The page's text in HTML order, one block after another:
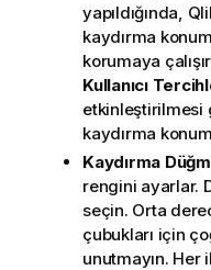
yapıldığında,
kaydırma
korumaya
Kullanıcı
etkinleştirilmesi
kaydırma
Kaydırma
rengini ayarlar.
seçin. Orta
çubukları için
unutmayın.